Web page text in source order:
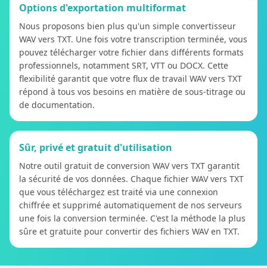
Options d'exportation multiformat
Nous proposons bien plus qu'un simple convertisseur
WAV vers TXT. Une fois votre transcription terminée, vous
pouvez télécharger votre fichier dans différents formats
professionnels, notamment SRT, VTT ou DOCX. Cette
flexibilité garantit que votre flux de travail WAV vers TXT
répond à tous vos besoins en matière de sous-titrage ou
de documentation.
Sûr, privé et gratuit d'utilisation
Notre outil gratuit de conversion WAV vers TXT garantit
la sécurité de vos données. Chaque fichier WAV vers TXT
que vous téléchargez est traité via une connexion
chiffrée et supprimé automatiquement de nos serveurs
une fois la conversion terminée. C'est la méthode la plus
sûre et gratuite pour convertir des fichiers WAV en TXT.